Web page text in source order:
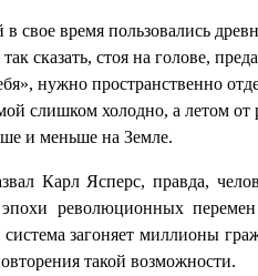
свое время пользовались
сказать, стоя на голове,
нужно пространственно
слишком холодно, а летом
и меньше на Земле.
Карл Ясперс, правда,
революционных
загоняет миллионы
такой возможности.